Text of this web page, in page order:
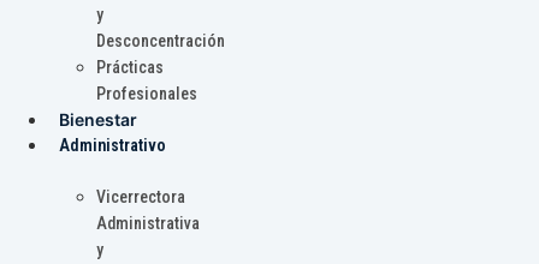
y
Desconcentración
Prácticas
Profesionales
Bienestar
Administrativo
Vicerrectora
Administrativa
y